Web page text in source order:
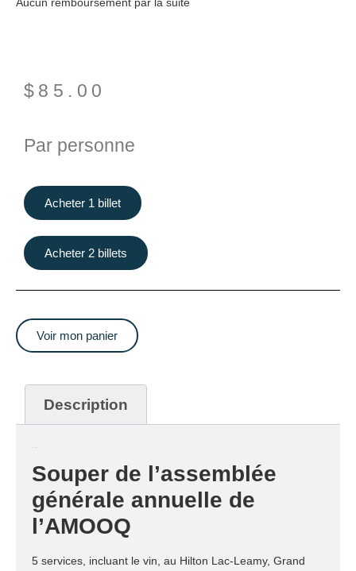
Aucun remboursement par la suite
$ 85.00
Par personne
Acheter 1 billet
Acheter 2 billets
Voir mon panier
Description
Souper de l’assemblée
générale annuelle de
l’AMOOQ
5 services, incluant le vin, au Hilton Lac-Leamy, Grand